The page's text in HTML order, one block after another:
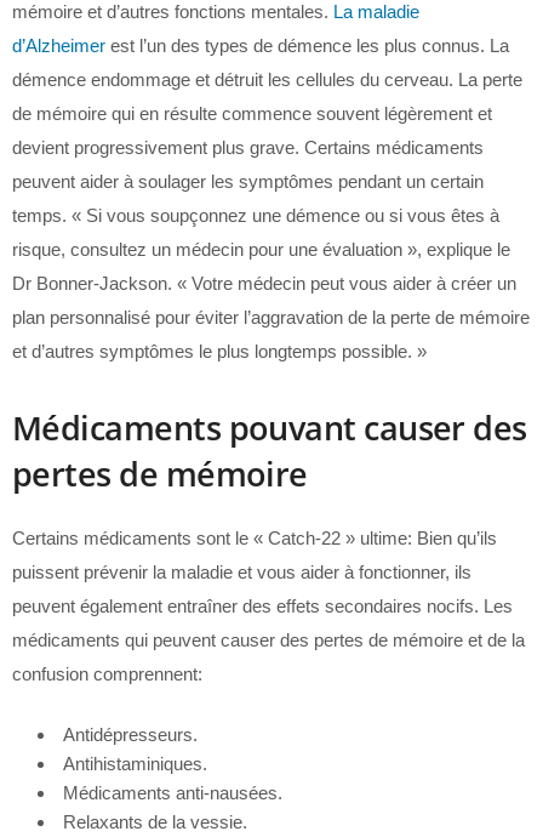
mémoire et d’autres fonctions mentales. La maladie
d’Alzheimer est l’un des types de démence les plus connus. La
démence endommage et détruit les cellules du cerveau. La perte
de mémoire qui en résulte commence souvent légèrement et
devient progressivement plus grave. Certains médicaments
peuvent aider à soulager les symptômes pendant un certain
temps. « Si vous soupçonnez une démence ou si vous êtes à
risque, consultez un médecin pour une évaluation », explique le
Dr Bonner-Jackson. « Votre médecin peut vous aider à créer un
plan personnalisé pour éviter l’aggravation de la perte de mémoire
et d’autres symptômes le plus longtemps possible. »
Médicaments pouvant causer des
pertes de mémoire
Certains médicaments sont le « Catch-22 » ultime: Bien qu’ils
puissent prévenir la maladie et vous aider à fonctionner, ils
peuvent également entraîner des effets secondaires nocifs. Les
médicaments qui peuvent causer des pertes de mémoire et de la
confusion comprennent:
Antidépresseurs.
Antihistaminiques.
Médicaments anti-nausées.
Relaxants de la vessie.